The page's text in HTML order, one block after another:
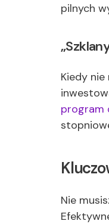
pilnych
Kiedy
program
Nie